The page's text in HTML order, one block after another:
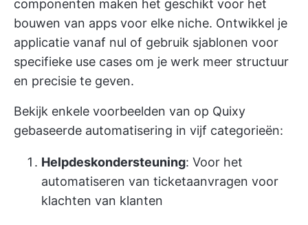
componenten maken het geschikt voor het
bouwen van apps voor elke niche. Ontwikkel je
applicatie vanaf nul of gebruik sjablonen voor
specifieke use cases om je werk meer structuur
en precisie te geven.
Bekijk enkele voorbeelden van op Quixy
gebaseerde automatisering in vijf categorieën:
Helpdeskondersteuning: Voor het
automatiseren van ticketaanvragen voor
klachten van klanten